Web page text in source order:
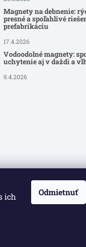
ich
Odmietnuť
Magnety na debnenie:
presné a spoľahlivé
prefabrikáciu
17.4.2026
Vodoodolné magnety:
uchytenie aj v daždi a
9.4.2026